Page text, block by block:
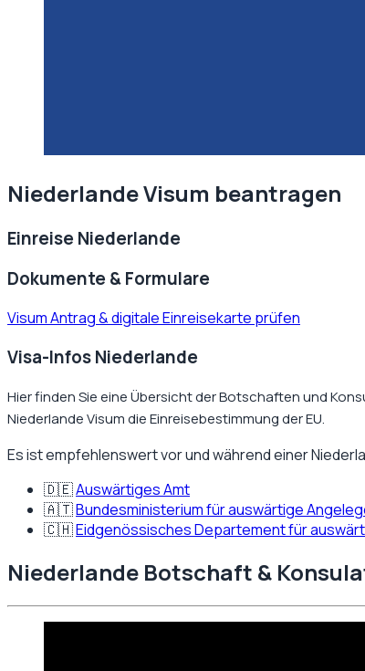
NiederlandeVisum beantragen
Einreise Niederlande
Dokumente & Formulare
Visum Antrag & digitale Einreisekarte prüfen
Visa-Infos Niederlande
Hier finden Sie eine Übersicht der Botschaften und
Niederlande Visum die Einreisebestimmung der EU.
Es ist empfehlenswert vor und während einer
🇩🇪Auswärtiges Amt
🇦🇹Bundesministerium für auswärtige
🇨🇭Eidgenössisches Departement für
Niederlande Botschaft &